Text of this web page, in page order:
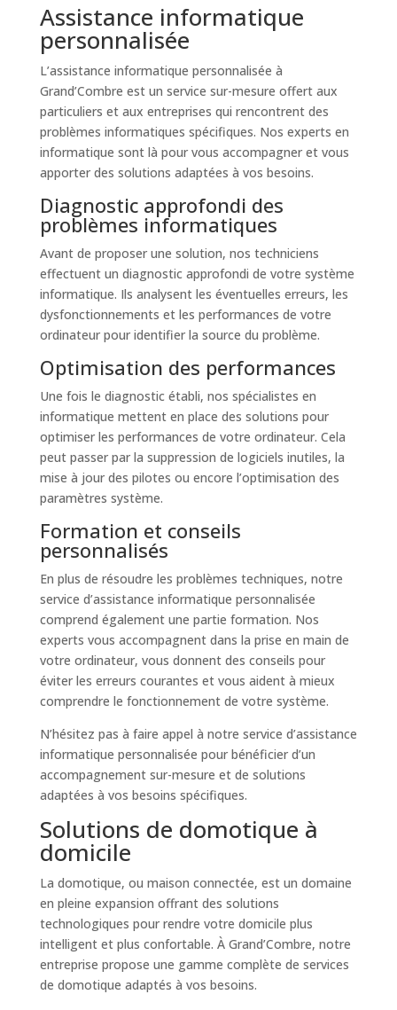
Assistance informatique
personnalisée
L’assistance informatique personnalisée à
Grand’Combre est un service sur-mesure offert aux
particuliers et aux entreprises qui rencontrent des
problèmes informatiques spécifiques. Nos experts en
informatique sont là pour vous accompagner et vous
apporter des solutions adaptées à vos besoins.
Diagnostic approfondi des
problèmes informatiques
Avant de proposer une solution, nos techniciens
effectuent un diagnostic approfondi de votre système
informatique. Ils analysent les éventuelles erreurs, les
dysfonctionnements et les performances de votre
ordinateur pour identifier la source du problème.
Optimisation des performances
Une fois le diagnostic établi, nos spécialistes en
informatique mettent en place des solutions pour
optimiser les performances de votre ordinateur. Cela
peut passer par la suppression de logiciels inutiles, la
mise à jour des pilotes ou encore l’optimisation des
paramètres système.
Formation et conseils
personnalisés
En plus de résoudre les problèmes techniques, notre
service d’assistance informatique personnalisée
comprend également une partie formation. Nos
experts vous accompagnent dans la prise en main de
votre ordinateur, vous donnent des conseils pour
éviter les erreurs courantes et vous aident à mieux
comprendre le fonctionnement de votre système.
N’hésitez pas à faire appel à notre service d’assistance
informatique personnalisée pour bénéficier d’un
accompagnement sur-mesure et de solutions
adaptées à vos besoins spécifiques.
Solutions de domotique à
domicile
La domotique, ou maison connectée, est un domaine
en pleine expansion offrant des solutions
technologiques pour rendre votre domicile plus
intelligent et plus confortable. À Grand’Combre, notre
entreprise propose une gamme complète de services
de domotique adaptés à vos besoins.